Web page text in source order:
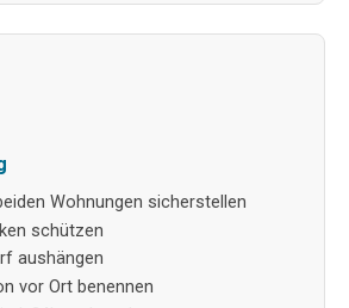
Wohnungen sicherstellen
schützen
aushängen
vor Ort benennen